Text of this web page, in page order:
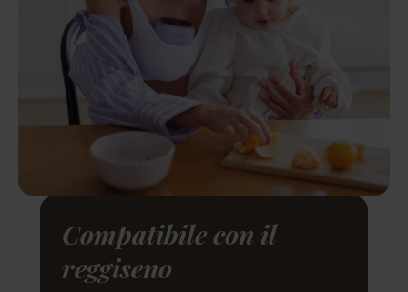
Compatibile con il
reggiseno